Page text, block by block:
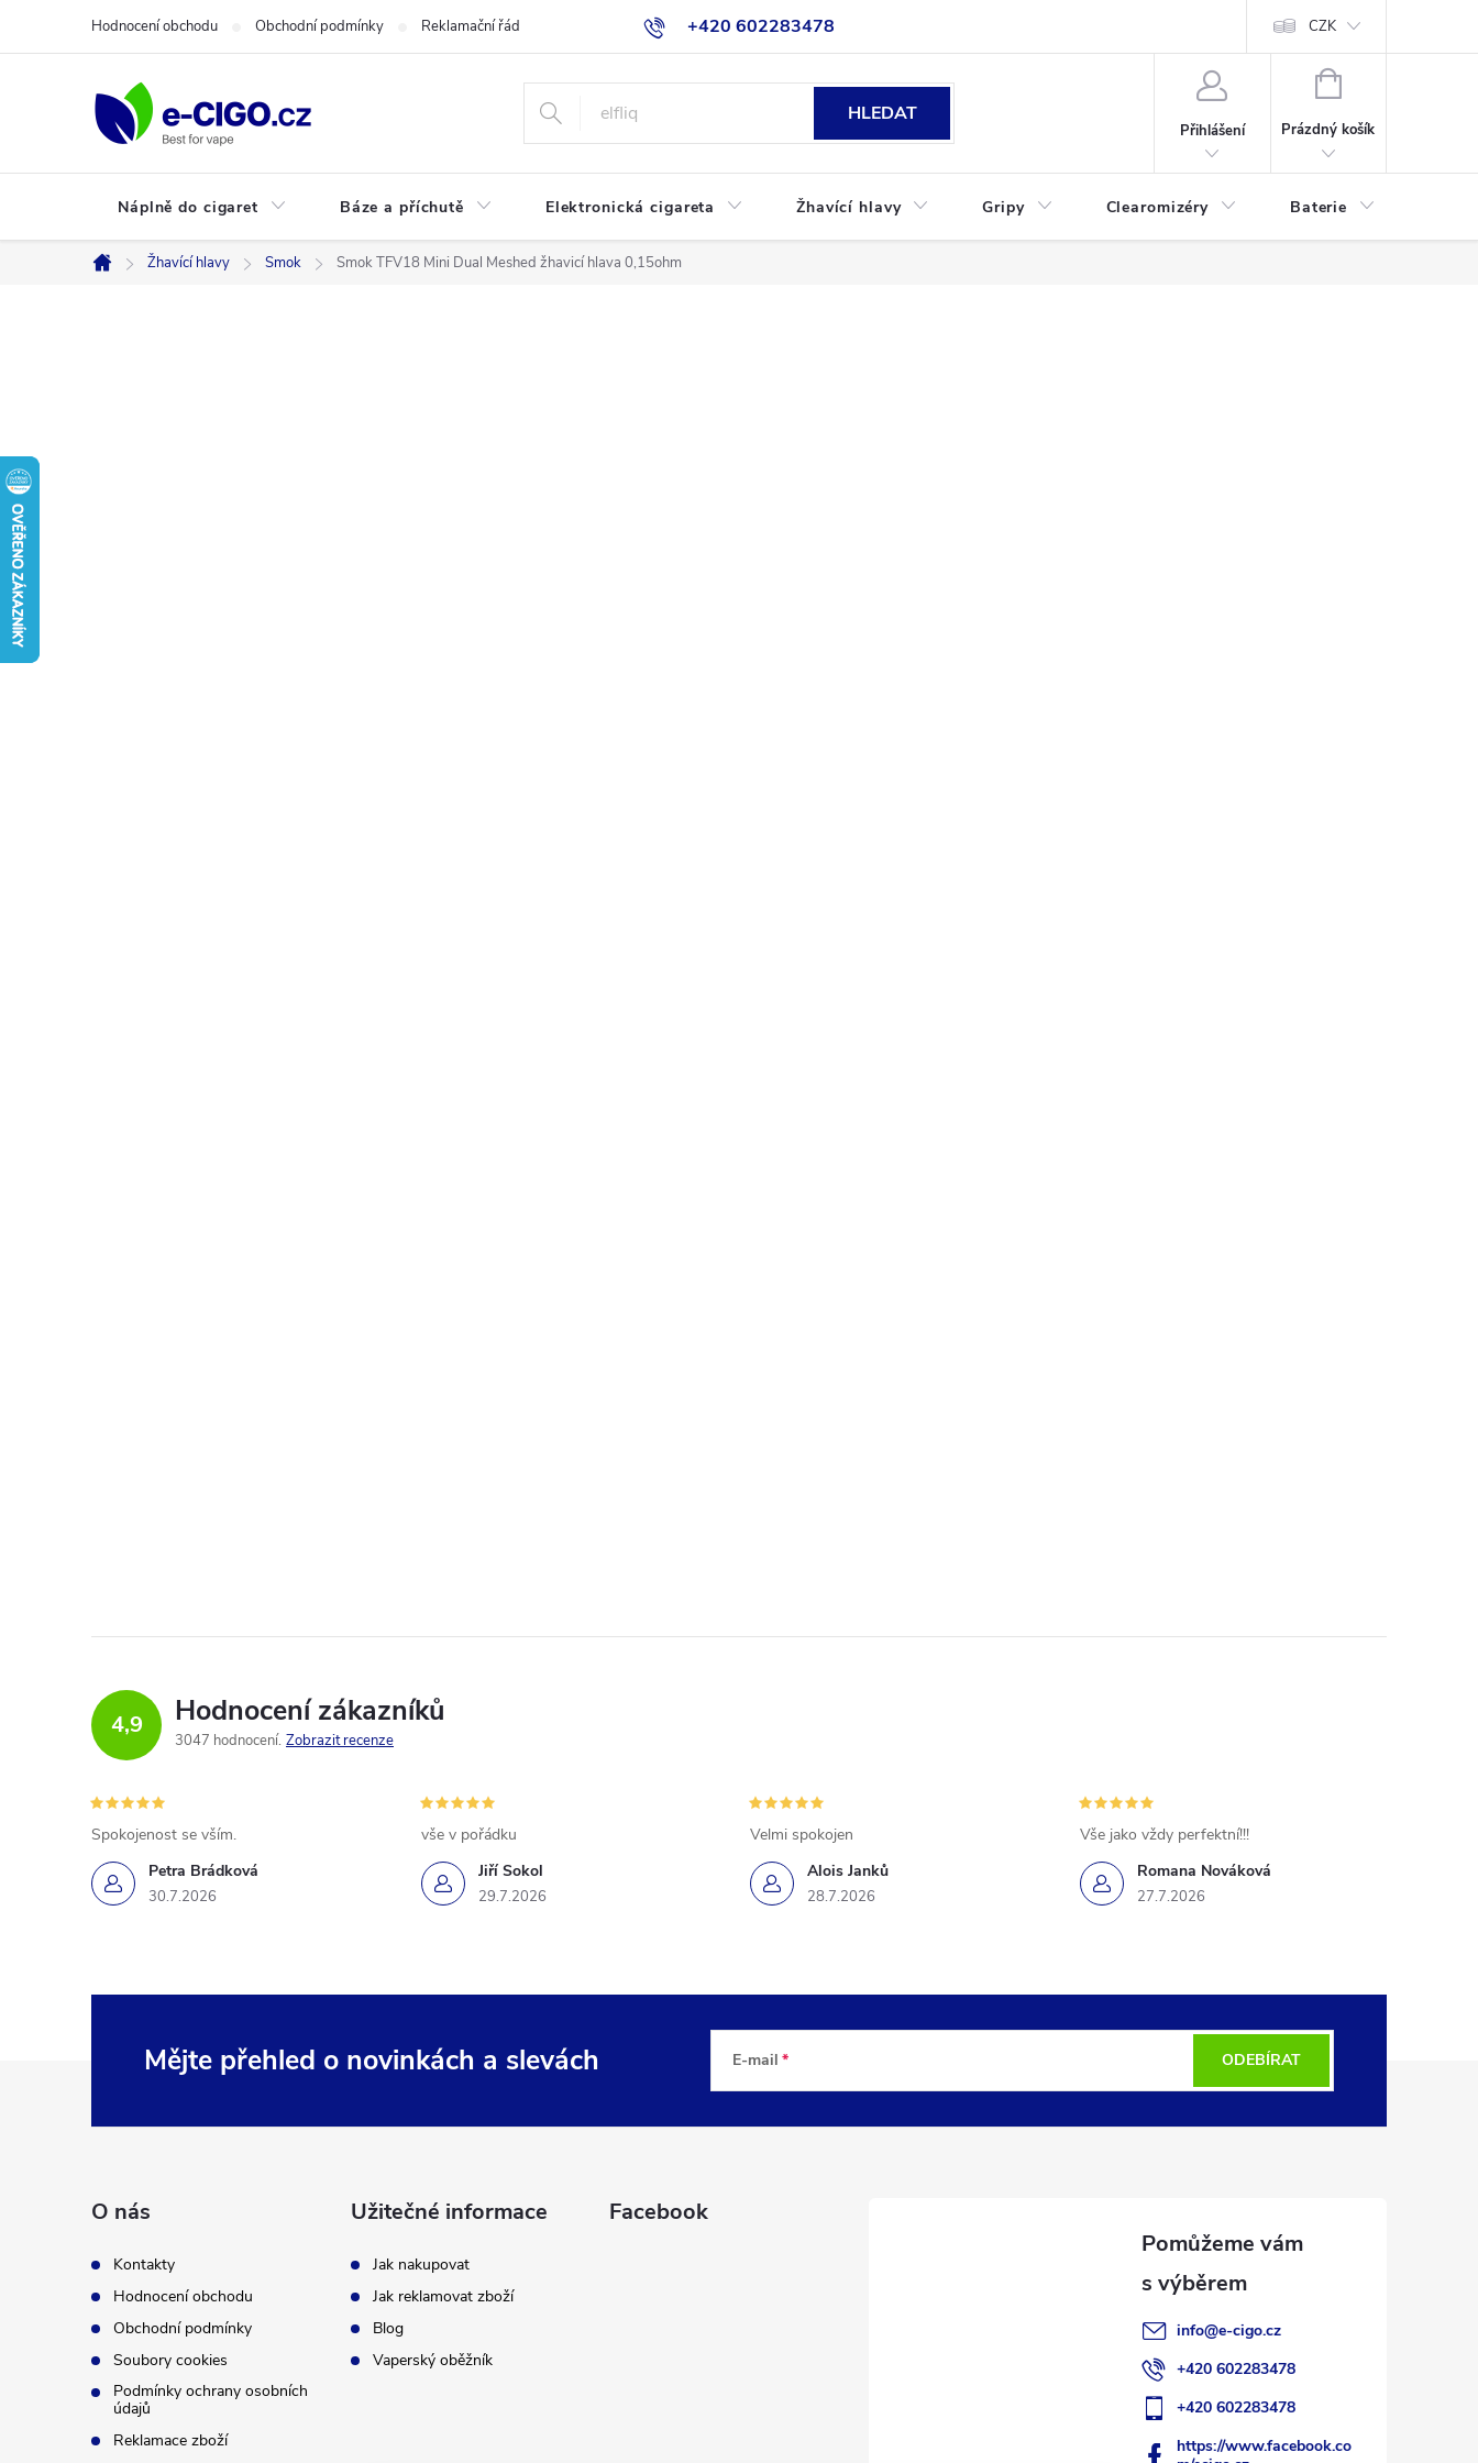
+420 602283478
Hodnocení obchodu Obchodní podmínky Reklamační řád Jak nakupovat CZK
HLEDAT
Přihlášení
NÁKUPNÍ
Prázdný košík
Náplně do cigaret Báze a příchutě Elektronická cigareta Žhavící hlavy Gripy Clearomizéry Baterie
Domů
Žhavící hlavy Smok Smok TFV18 Mini Dual Meshed žhavicí hlava 0,15ohm
4,9 Hodnocení zákazníků
3047 hodnocení Zobrazit recenze
Petra Brádková
30.7.2026
Spokojenost se vším.
Jiří Sokol
29.7.2026
vše v pořádku
Alois Janků
28.7.2026
Velmi spokojen
Romana Nováková
27.7.2026
Vše jako vždy perfektní!!!
Mějte přehled o novinkách a slevách E-mail ODEBÍRAT
O nás
Kontakty
Hodnocení obchodu
Obchodní podmínky
Soubory cookies
Podmínky ochrany osobních
údajů
Reklamace zboží
Užitečné informace
Jak nakupovat
Jak reklamovat zboží
Blog
Vaperský oběžník
Facebook
info@e-cigo.cz
+420 602283478
+420 602283478
https://www.facebook.co